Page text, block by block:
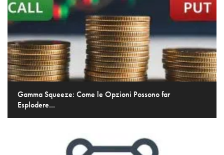
Gamma Squeeze: Come le Opzioni Possono far
Esplodere...